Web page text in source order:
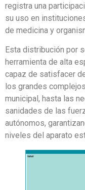
registra una
su uso en
de medicina y
Esta distribución por
herramienta de alta
capaz de satisfacer
los grandes
municipal, hasta las
sanidades de las
autónomos,
niveles del aparato